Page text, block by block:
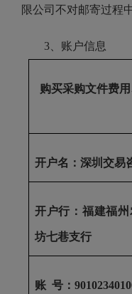
限公司不对邮寄过程
3、账户信息
购买采购文件费
开户名：深圳交易
开户行：福建福
坊七巷支行
账 号：